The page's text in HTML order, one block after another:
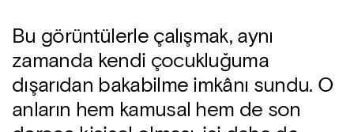
Bu görüntülerle çalışmak, aynı
zamanda kendi çocukluğuma
dışarıdan bakabilme imkânı sundu. O
anların hem kamusal hem de son